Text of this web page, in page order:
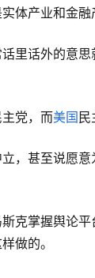
体产业和金融
里话外的意
主党，而美国
，甚至说愿
克掌握舆论
做的。